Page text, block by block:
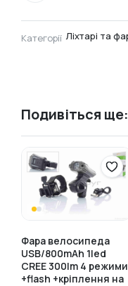
Категорії Ліхтарі та
Подивіться ще:
Фара велосипеда
USB/800mAh 1led
CREE 300lm 4 режими
+flash +кріплення на